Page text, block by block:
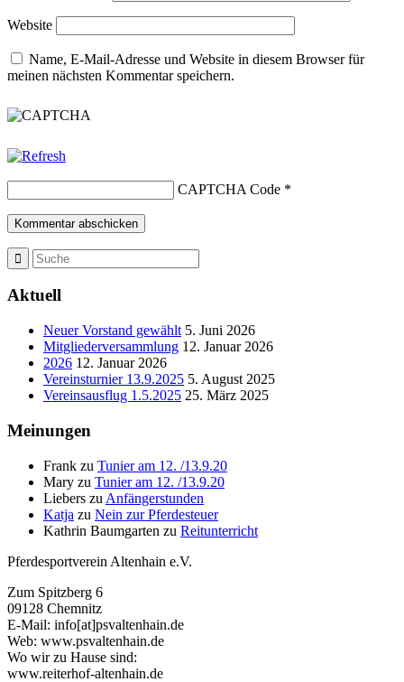
Website
Name, E-Mail-Adresse und Website in diesem Browser für
meinen nächsten Kommentar speichern.
CAPTCHA Code *
Aktuell
Neuer Vorstand gewählt 5. Juni 2026
Mitgliederversammlung 12. Januar 2026
2026 12. Januar 2026
Vereinsturnier 13.9.2025 5. August 2025
Vereinsausflug 1.5.2025 25. März 2025
Meinungen
Frank zu Tunier am 12. /13.9.20
Mary zu Tunier am 12. /13.9.20
Liebers zu Anfängerstunden
Katja zu Nein zur Pferdesteuer
Kathrin Baumgarten zu Reitunterricht
Pferdesportverein Altenhain e.V.
Zum Spitzberg 6
09128 Chemnitz
E-Mail: info[at]psvaltenhain.de
Web: www.psvaltenhain.de
Wo wir zu Hause sind:
www.reiterhof-altenhain.de